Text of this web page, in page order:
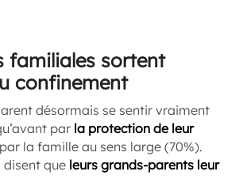
familiales sortent
confinement
désormais se sentir vraiment
par la protection de leur
la famille au sens large (70%).
disent que leurs grands-parents leur